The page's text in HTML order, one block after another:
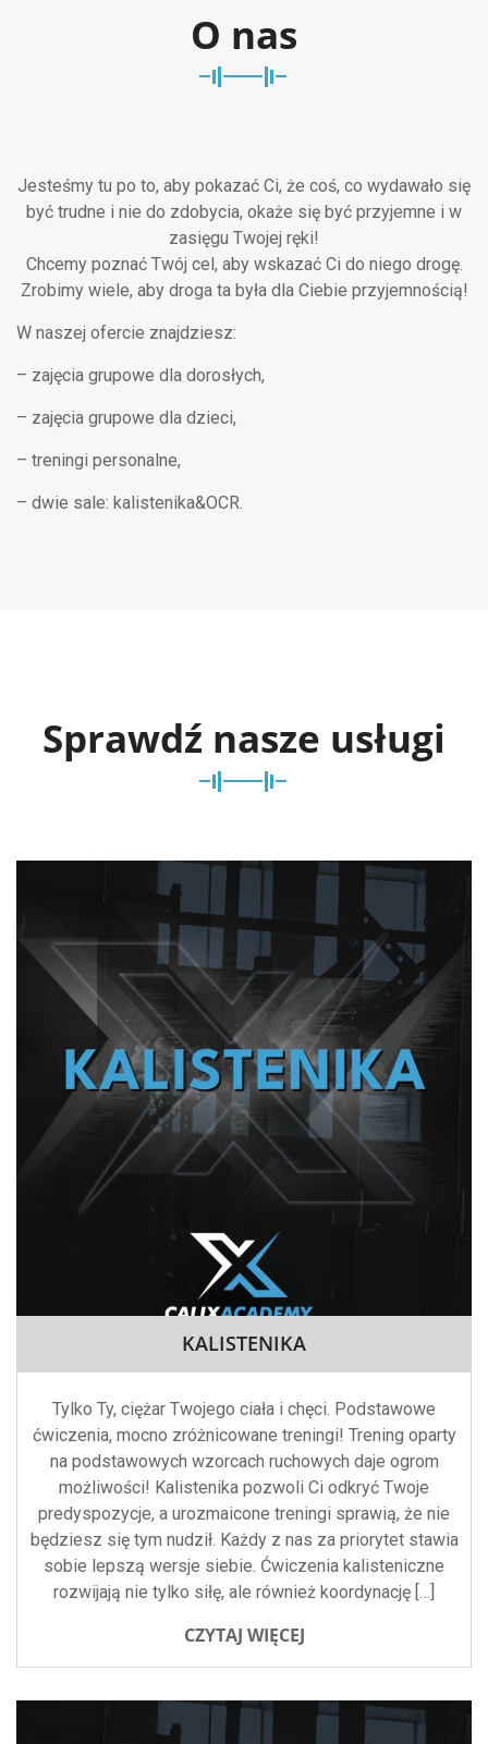
O nas
Jesteśmy tu po to, aby pokazać Ci, że coś, co wydawało się
być trudne i nie do zdobycia, okaże się być przyjemne i w
zasięgu Twojej ręki!
Chcemy poznać Twój cel, aby wskazać Ci do niego drogę.
Zrobimy wiele, aby droga ta była dla Ciebie przyjemnością!
W naszej ofercie znajdziesz:
– zajęcia grupowe dla dorosłych,
– zajęcia grupowe dla dzieci,
– treningi personalne,
– dwie sale: kalistenika&OCR.
Sprawdź nasze usługi
KALISTENIKA
Tylko Ty, ciężar Twojego ciała i chęci. Podstawowe
ćwiczenia, mocno zróżnicowane treningi! Trening oparty
na podstawowych wzorcach ruchowych daje ogrom
możliwości! Kalistenika pozwoli Ci odkryć Twoje
predyspozycje, a urozmaicone treningi sprawią, że nie
będziesz się tym nudził. Każdy z nas za priorytet stawia
sobie lepszą wersje siebie. Ćwiczenia kalisteniczne
rozwijają nie tylko siłę, ale również koordynację […]
CZYTAJ WIĘCEJ